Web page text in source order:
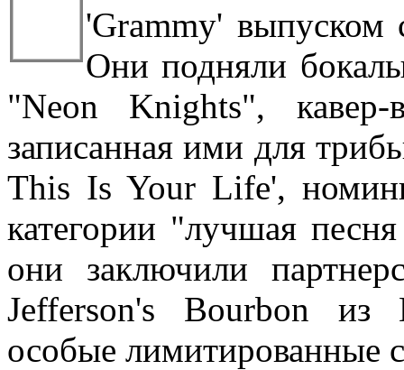
'Grammy' выпуском
Они подняли
"Neon Knights",
записанная ими для
This Is Your Life',
категории "лучшая
они заключили
Jefferson's Bourbon из
особые лимитированные